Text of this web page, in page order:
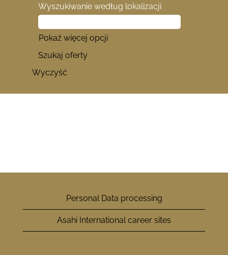
Wyszukiwanie według lokalizacji
Pokaż więcej opcji
Wyczyść
Personal Data processing
Asahi International career sites